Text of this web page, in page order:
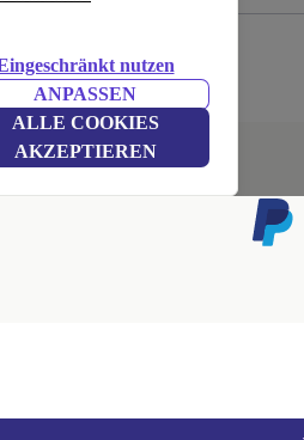
nutzen
ANPASSEN
ALLE COOKIES
AKZEPTIEREN
Produkte finden.